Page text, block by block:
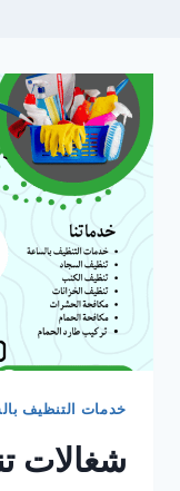
خدمات التنظيف
شغالات